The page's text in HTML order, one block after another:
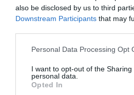
also be disclosed by us to third
Downstream Participants that may
Please note that this website/app
not limited to your visit or usage
grant or deny consent to Google
use your data for below specified
Personal Data Processing Opt
I want to opt-out of the Sharing
personal data.
Opted In
Παρακαλώ Περιμένετε...